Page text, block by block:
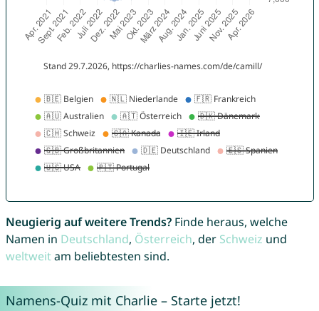
Neugierig auf weitere Trends?Finde heraus, welche
Namen in Deutschland, Österreich, der Schweiz und
weltweitam beliebtesten sind.
Namens-Quiz mit Charlie – Starte jetzt!